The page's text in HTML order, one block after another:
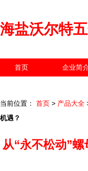
海盐沃尔特
首页 企业简
当前位置： 首页 > 产品大全
机遇？
从“永不松动”